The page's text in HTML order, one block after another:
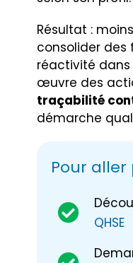
Résultat :
consolider des
réactivité dans
œuvre des
traçabilité
démarche
Pour aller
QHSE